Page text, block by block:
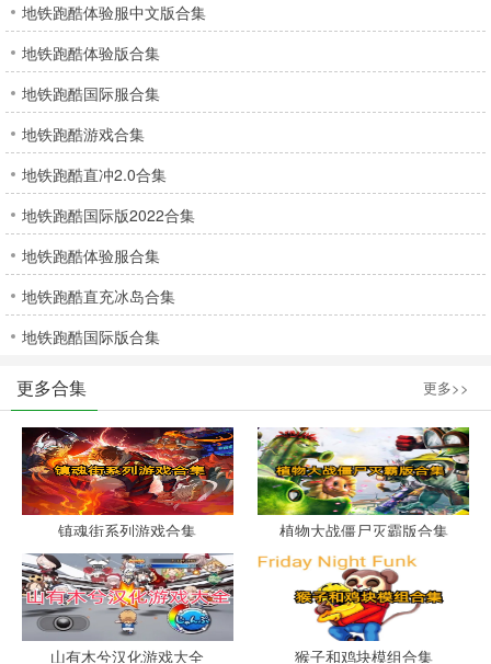
地铁跑酷体验服中文版合集
地铁跑酷体验版合集
地铁跑酷国际服合集
地铁跑酷游戏合集
地铁跑酷直冲2.0合集
地铁跑酷国际版2022合集
地铁跑酷体验服合集
地铁跑酷直充冰岛合集
地铁跑酷国际版合集
更多合集 更多>>
镇魂街系列游戏合集 植物大战僵尸灭霸版合集
山有木兮汉化游戏大全 猴子和鸡块模组合集